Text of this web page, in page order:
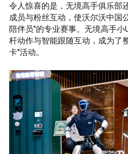
令人惊喜的是，无境高手俱乐部
成员与粉丝互动，使沃尔沃中国
陪伴员"的专业赛事。无境高手小
杆动作与智能跟随互动，成为了
卡"活动。